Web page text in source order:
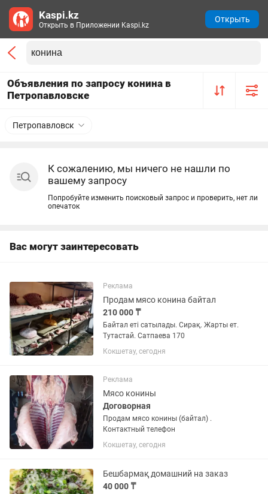
Объявления по запросу конина в
Петропавловске
Петропавловск
К сожалению, мы ничего не нашли по
вашему запросу
Попробуйте изменить поисковый запрос и проверить, нет ли
опечаток
Вас могут заинтересовать
Реклама
Продам мясо конина байтал
210 000 ₸
Байтал еті сатылады. Сирақ. Жарты ет.
Тутастай. Сатпаева 170
Кокшетау, сегодня
Реклама
Мясо конины
Договорная
Продам мясо конины (байтал) .
Контактный телефон
Кокшетау, сегодня
Бешбармақ домашний на заказ
40 000 ₸
Kaspi.kz
Открыть в Приложении Kaspi.kz
Открыть